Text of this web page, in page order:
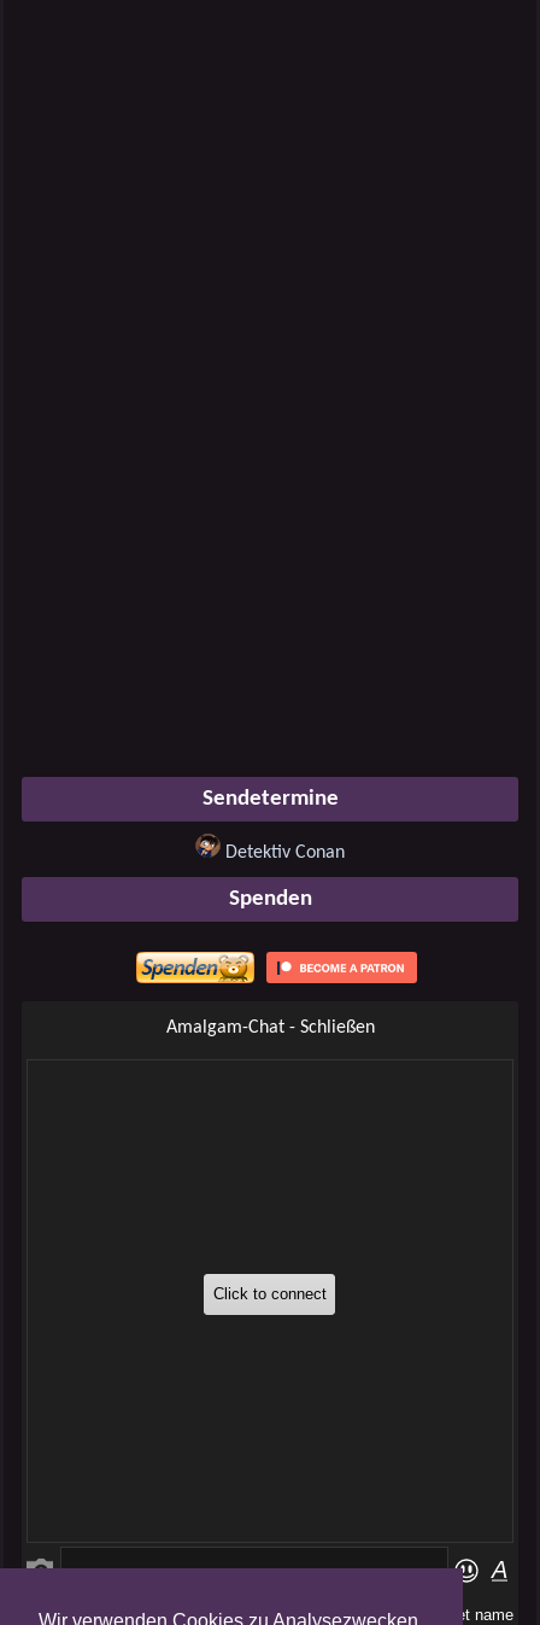
Sendetermine
Detektiv Conan
Spenden
Amalgam-Chat - Schließen